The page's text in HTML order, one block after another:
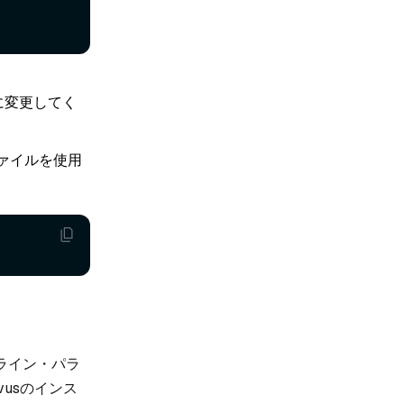
変更してく
イルを使用
イン・パラ
のインス